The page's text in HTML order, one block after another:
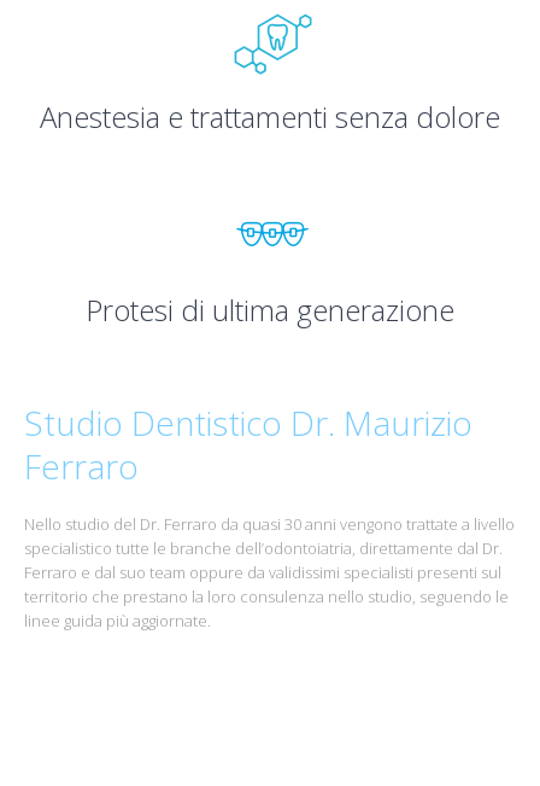
Anestesia e trattamenti senza dolore
Protesi di ultima generazione
Studio Dentistico Dr. Maurizio
Ferraro
Nello studio del Dr. Ferraro da quasi 30 anni vengono trattate a livello
specialistico tutte le branche dell’odontoiatria, direttamente dal Dr.
Ferraro e dal suo team oppure da validissimi specialisti presenti sul
territorio che prestano la loro consulenza nello studio, seguendo le
linee guida più aggiornate.